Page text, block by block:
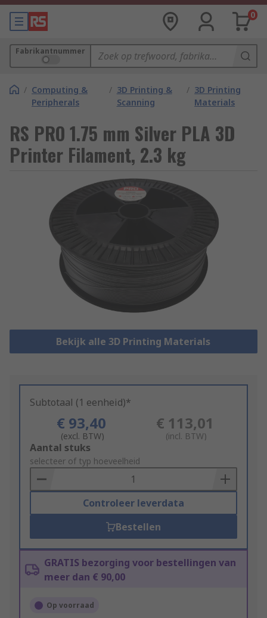
0
Fabrikantnummer
/ Computing &
Peripherals
/ 3D Printing &
Scanning
/ 3D Printing
Materials
RS PRO 1.75 mm Silver PLA 3D
Printer Filament, 2.3 kg
Bekijk alle 3D Printing Materials
Subtotaal (1 eenheid)*
€ 93,40
(excl. BTW)
€ 113,01
(incl. BTW)
Add
to
Basket
Aantal stuks
selecteer of typ hoeveelheid
Controleer leverdata
Bestellen
GRATIS bezorging voor bestellingen van
meer dan € 90,00
Op voorraad